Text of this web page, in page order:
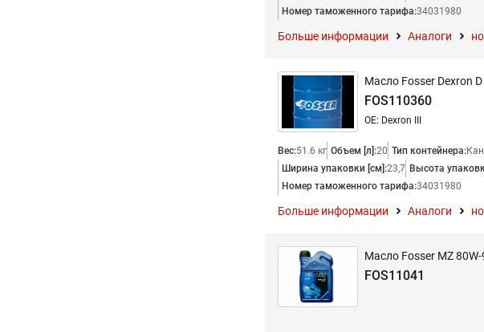
Номер таможенного тарифа:34031980
Больше информации Аналоги
Масло Fosser Dexron
FOS110360
OE: Dexron III
Вес:51.6 кг Объем [л]:20 Тип контейнера:
Ширина упаковки [см]:23,7 Высота
Номер таможенного тарифа:34031980
Больше информации Аналоги
Масло Fosser MZ 80W-
FOS11041